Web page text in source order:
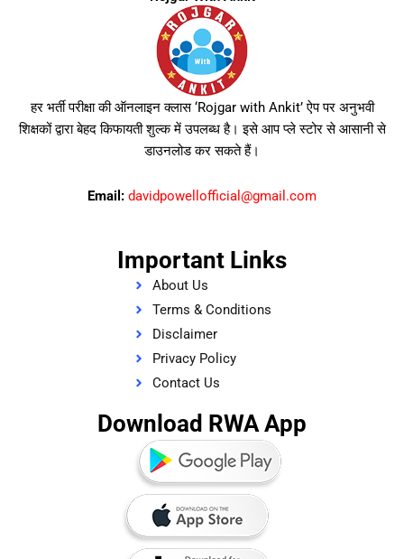
हर भर्ती परीक्षा की ऑनलाइन क्लास ‘Rojgar with Ankit’ ऐप पर अनुभवी
शिक्षकों द्वारा बेहद किफायती शुल्क में उपलब्ध है। इसे आप प्ले स्टोर से आसानी से
डाउनलोड कर सकते हैं।
Email: davidpowellofficial@gmail.com
Important Links
About Us
Terms & Conditions
Disclaimer
Privacy Policy
Contact Us
Download RWA App